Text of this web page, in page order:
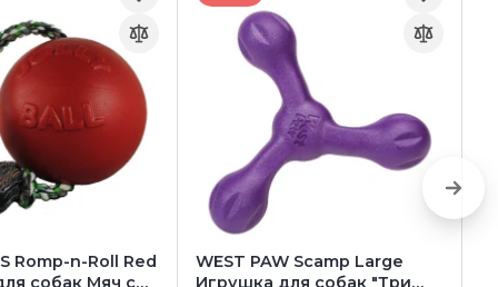
Romp-n-Roll Red
собак Мяч с
WEST PAW Scamp Large
Игрушка для собак "Три